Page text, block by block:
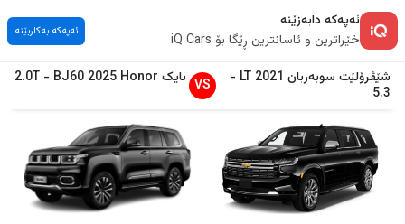
ئەپەکە دابەزێنە
خێراترین و ئاسانترین ڕێگا بۆ iQ Cars
ئەپەکە بەکاربێنە
شێڤرۆلێت سوبەربان 2021
LT
-
5.3
VS بایک BJ60 2025 Honor
-
2.0T